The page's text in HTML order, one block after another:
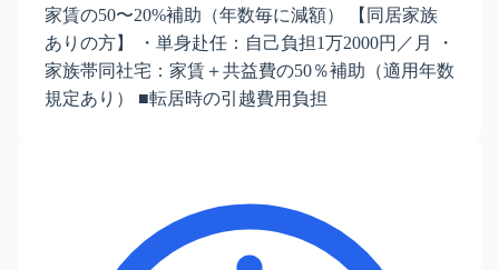
家賃の50〜20%補助（年数毎に減額） 【同居家族
ありの方】 ・単身赴任：自己負担1万2000円／月 ・
家族帯同社宅：家賃＋共益費の50％補助（適用年数
規定あり） ■転居時の引越費用負担